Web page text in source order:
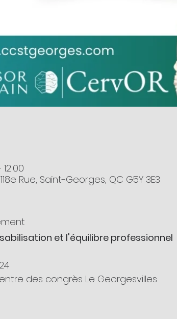
Rue, Saint-Georges, QC G5Y 3E3
et l'équilibre professionnel
des congrès Le Georgesvilles